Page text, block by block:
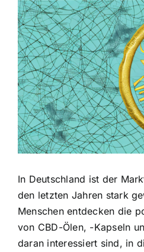
Zeige
grösseres
Bild
In Deutschland ist der
den letzten Jahren stark
Menschen entdecken die
von CBD-Ölen, -Kapseln
daran interessiert sind, in